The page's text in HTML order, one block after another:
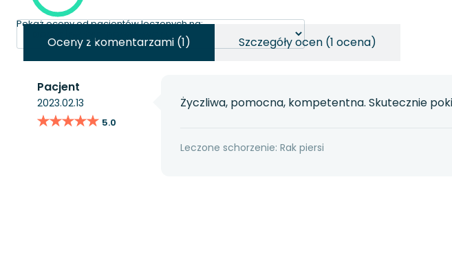
Pokaż oceny od pacjentów leczonych na:
Oceny z komentarzami (1) Szczegóły ocen (1 ocena)
Pacjent
2023.02.13
★★★★★
★★★★★ 5.0
Życzliwa, pomocna, kompetentna. Skutecznie
Leczone schorzenie: Rak piersi